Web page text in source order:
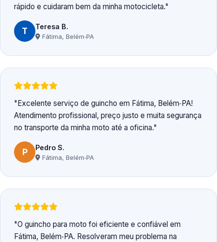
rápido e cuidaram bem da minha motocicleta.
T Teresa B.
Fátima, Belém‑PA
Excelente serviço de guincho em Fátima, Belém‑PA!
Atendimento profissional, preço justo e muita segurança
no transporte da minha moto até a oficina.
P Pedro S.
Fátima, Belém‑PA
O guincho para moto foi eficiente e confiável em
Fátima, Belém‑PA. Resolveram meu problema na